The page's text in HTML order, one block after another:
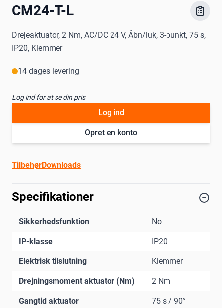
CM24-T-L
Drejeaktuator, 2 Nm, AC/DC 24 V, Åbn/luk, 3-punkt, 75 s,
IP20, Klemmer
14 dages levering
Log ind for at se din pris
Opret en konto
Log ind
TilbehørDownloads
Specifikationer
Sikkerhedsfunktion No
IP-klasse IP20
Elektrisk tilslutning Klemmer
Drejningsmoment aktuator (Nm) 2 Nm
Gangtid aktuator 75 s / 90°